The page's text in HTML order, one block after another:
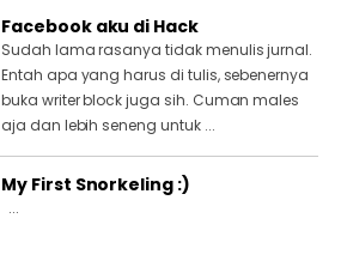
Facebook aku di Hack
Sudah lama rasanya tidak menulis jurnal.
Entah apa yang harus di tulis, sebenernya
buka writer block juga sih. Cuman males
aja dan lebih seneng untuk ...
My First Snorkeling :)
...